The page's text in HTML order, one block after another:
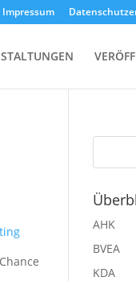
Impressum
AHK
BVEA
KDA